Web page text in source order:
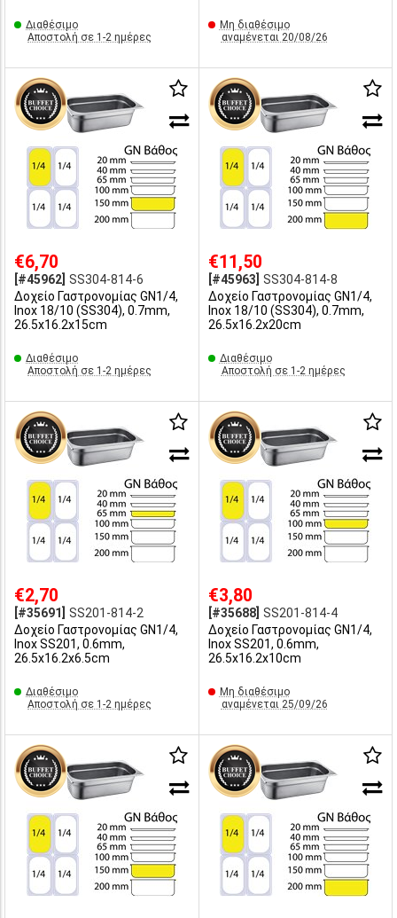
Διαθέσιμο
Αποστολή σε 1-2 ημέρες
Μη διαθέσιμο
αναμένεται 20/08/26
€6,70
[#45962] SS304-814-6
Δοχείο Γαστρονομίας GN1/4,
Inox 18/10 (SS304), 0.7mm,
26.5x16.2x15cm
Διαθέσιμο
Αποστολή σε 1-2 ημέρες
€11,50
[#45963] SS304-814-8
Δοχείο Γαστρονομίας GN1/4,
Inox 18/10 (SS304), 0.7mm,
26.5x16.2x20cm
Διαθέσιμο
Αποστολή σε 1-2 ημέρες
€2,70
[#35691]
SS201-814-2
Δοχείο Γαστρονομίας GN1/4,
Inox SS201, 0.6mm,
26.5x16.2x6.5cm
Διαθέσιμο
Αποστολή σε 1-2 ημέρες
€3,80
[#35688] SS201-814-4
Δοχείο Γαστρονομίας GN1/4,
Inox SS201, 0.6mm,
26.5x16.2x10cm
Μη διαθέσιμο
αναμένεται 25/09/26